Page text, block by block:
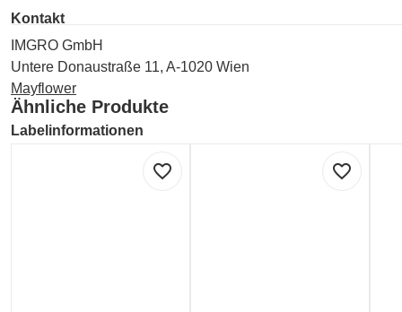
Kontakt
IMGRO GmbH
Untere Donaustraße 11, A-1020 Wien
Mayflower
Labelinformationen
(e) 'Estimated'-Zeichen - Verpackung ist entsprechend der
Ähnliche Produkte
favorite_border favorite_border